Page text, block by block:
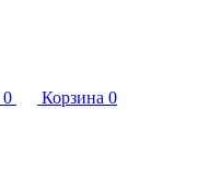
0 Корзина 0